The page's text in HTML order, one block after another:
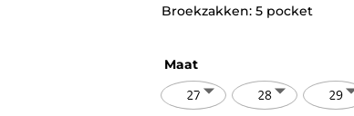
Broekzakken: 5 pocket
Maat
27 28 29